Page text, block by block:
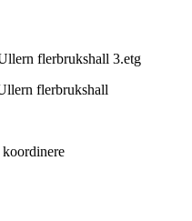
flerbrukshall 3.etg
flerbrukshall